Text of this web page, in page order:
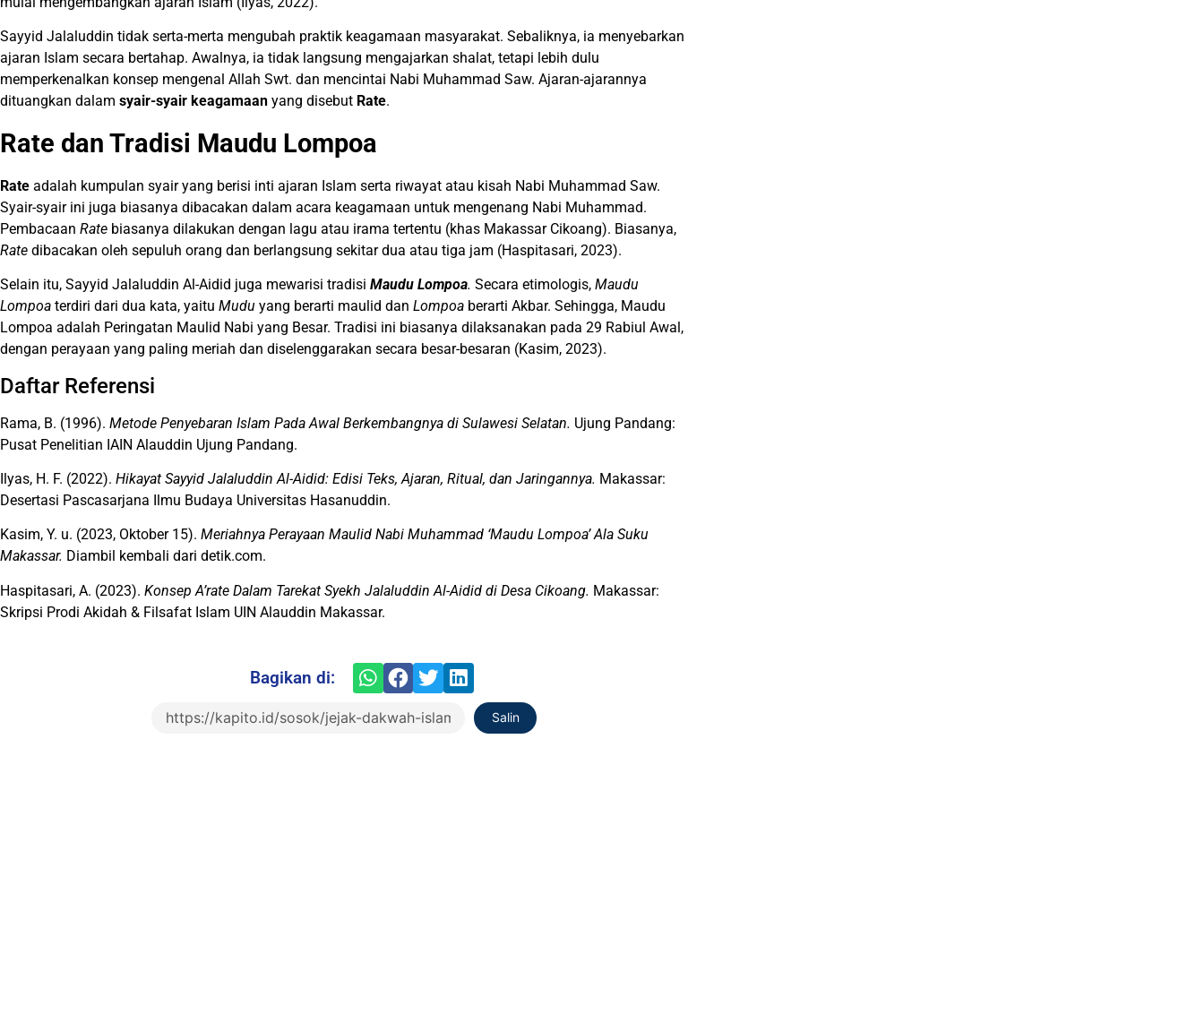
Sayyid Jalaluddin tidak serta-merta mengubah praktik keagamaan masyarakat. Sebaliknya, ia menyebarkan
ajaran Islam secara bertahap. Awalnya, ia tidak langsung mengajarkan shalat, tetapi lebih dulu
memperkenalkan konsep mengenal Allah Swt. dan mencintai Nabi Muhammad Saw. Ajaran-ajarannya
dituangkan dalam syair-syair keagamaan yang disebut Rate.
Rate dan Tradisi Maudu Lompoa
Rate adalah kumpulan syair yang berisi inti ajaran Islam serta riwayat atau kisah Nabi Muhammad Saw.
Syair-syair ini juga biasanya dibacakan dalam acara keagamaan untuk mengenang Nabi Muhammad.
Pembacaan Rate biasanya dilakukan dengan lagu atau irama tertentu (khas Makassar Cikoang). Biasanya,
Rate dibacakan oleh sepuluh orang dan berlangsung sekitar dua atau tiga jam (Haspitasari, 2023).
Selain itu, Sayyid Jalaluddin Al-Aidid juga mewarisi tradisi Maudu Lompoa. Secara etimologis, Maudu
Lompoa terdiri dari dua kata, yaitu Mudu yang berarti maulid dan Lompoa berarti Akbar. Sehingga, Maudu
Lompoa adalah Peringatan Maulid Nabi yang Besar. Tradisi ini biasanya dilaksanakan pada 29 Rabiul Awal,
dengan perayaan yang paling meriah dan diselenggarakan secara besar-besaran (Kasim, 2023).
Daftar Referensi
Rama, B. (1996). Metode Penyebaran Islam Pada Awal Berkembangnya di Sulawesi Selatan. Ujung Pandang:
Pusat Penelitian IAIN Alauddin Ujung Pandang.
Ilyas, H. F. (2022). Hikayat Sayyid Jalaluddin Al-Aidid: Edisi Teks, Ajaran, Ritual, dan Jaringannya. Makassar:
Desertasi Pascasarjana Ilmu Budaya Universitas Hasanuddin.
Kasim, Y. u. (2023, Oktober 15). Meriahnya Perayaan Maulid Nabi Muhammad ‘Maudu Lompoa’ Ala Suku
Makassar. Diambil kembali dari detik.com.
Haspitasari, A. (2023). Konsep A’rate Dalam Tarekat Syekh Jalaluddin Al-Aidid di Desa Cikoang. Makassar:
Skripsi Prodi Akidah & Filsafat Islam UIN Alauddin Makassar.
Bagikan di:
Salin